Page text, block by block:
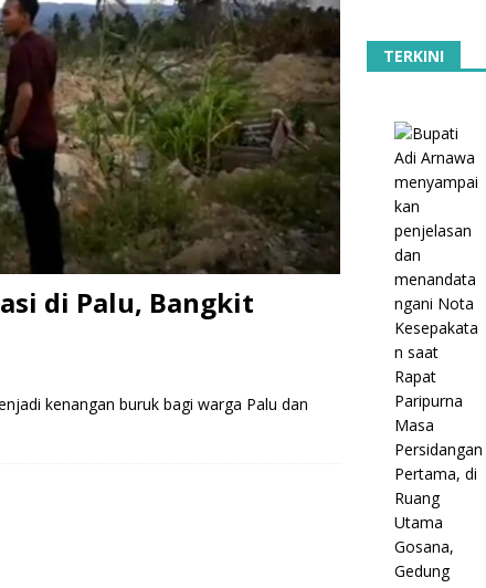
di Palu, Bangkit
kenangan buruk bagi warga Palu dan
TERKINI